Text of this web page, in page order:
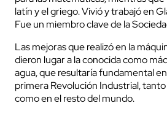
latín y el griego. Vivió y trabajó en
Fue un miembro clave de la
Las mejoras que realizó en la
dieron lugar a la conocida como
agua, que resultaría fundamental
primera Revolución Industrial,
como en el resto del mundo.